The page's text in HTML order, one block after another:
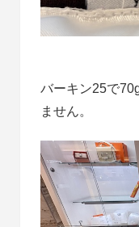
バーキン25で
ません。